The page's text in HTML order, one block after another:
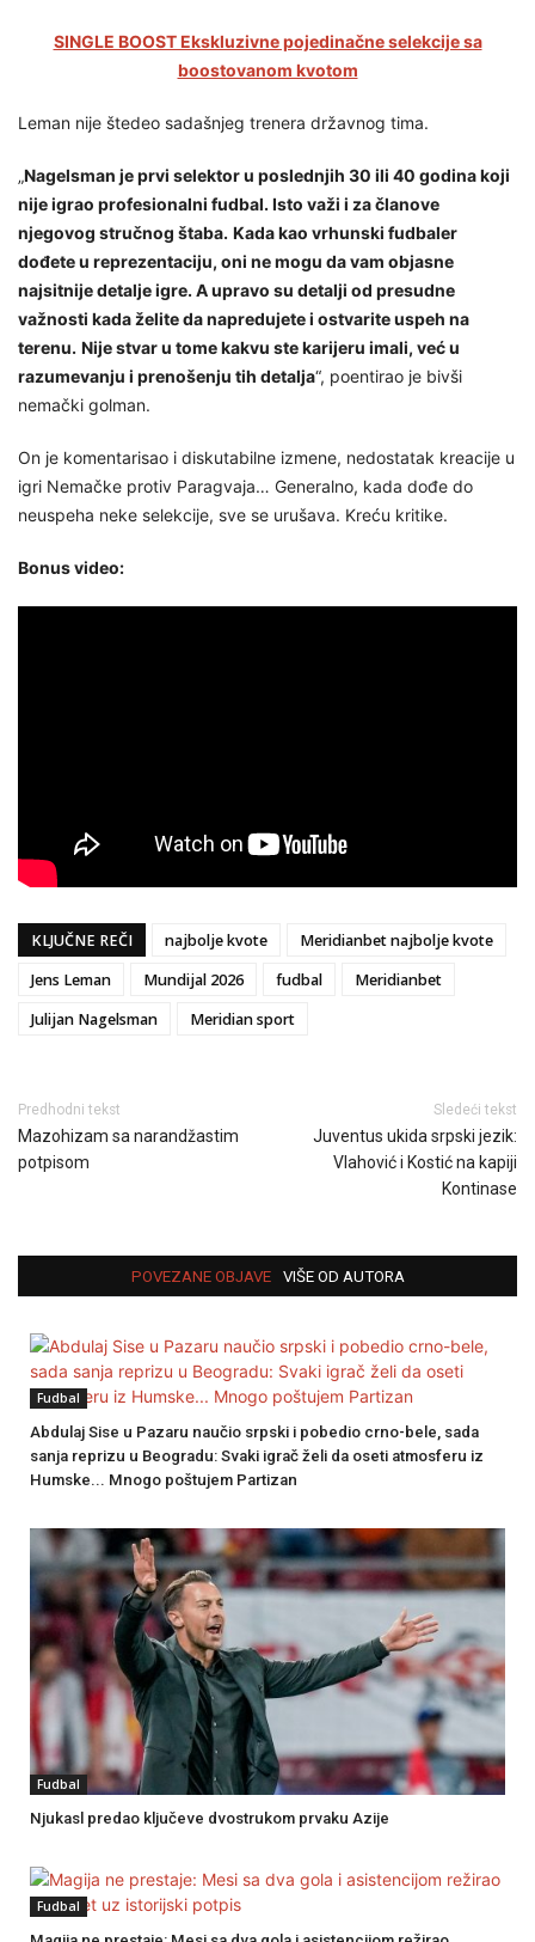
SINGLE BOOST Ekskluzivne pojedinačne selekcije sa
boostovanom kvotom
Leman nije štedeo sadašnjeg trenera državnog tima.
„Nagelsman je prvi selektor u poslednjih 30 ili 40 godina koji
nije igrao profesionalni fudbal. Isto važi i za članove
njegovog stručnog štaba. Kada kao vrhunski fudbaler
dođete u reprezentaciju, oni ne mogu da vam objasne
najsitnije detalje igre. A upravo su detalji od presudne
važnosti kada želite da napredujete i ostvarite uspeh na
terenu. Nije stvar u tome kakvu ste karijeru imali, već u
razumevanju i prenošenju tih detalja“, poentirao je bivši
nemački golman.
On je komentarisao i diskutabilne izmene, nedostatak kreacije u
igri Nemačke protiv Paragvaja… Generalno, kada dođe do
neuspeha neke selekcije, sve se urušava. Kreću kritike.
Bonus video:
KLJUČNE REČI najbolje kvote
Meridianbet najbolje kvote
Jens Leman
Mundijal 2026 fudbal
Meridianbet
Julijan Nagelsman
Meridian sport
Predhodni tekst
Mazohizam sa narandžastim
potpisom
Sledeći tekst
Juventus ukida srpski jezik:
Vlahović i Kostić na kapiji
Kontinase
POVEZANE OBJAVE VIŠE OD AUTORA
Fudbal
Abdulaj Sise u Pazaru naučio srpski i pobedio crno-bele, sada
sanja reprizu u Beogradu: Svaki igrač želi da oseti atmosferu iz
Humske... Mnogo poštujem Partizan
Fudbal
Njukasl predao ključeve dvostrukom prvaku Azije
Fudbal